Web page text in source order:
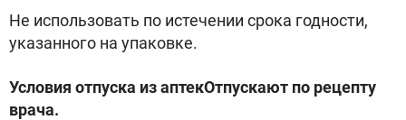
Не использовать по истечении срока годности,
указанного на упаковке.
Условия отпуска из аптекОтпускают по рецепту
врача.